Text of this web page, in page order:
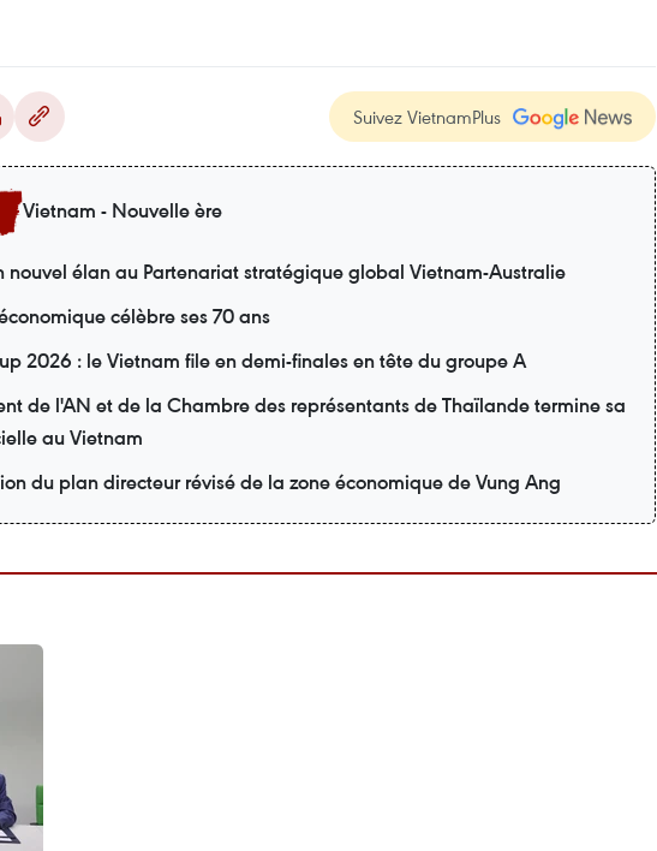
Suivez VietnamPlus
Vietnam - Nouvelle ère
nouvel élan au Partenariat stratégique global Vietnam-Australie
célèbre ses 70 ans
2026 : le Vietnam file en demi-finales en tête du groupe A
de l'AN et de la Chambre des représentants de Thaïlande termine sa
au Vietnam
du plan directeur révisé de la zone économique de Vung Ang